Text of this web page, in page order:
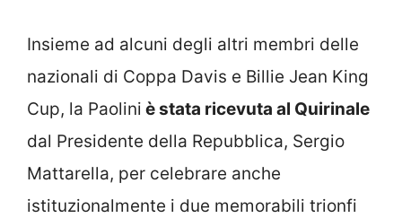
Insieme ad alcuni degli altri membri delle
nazionali di Coppa Davis e Billie Jean King
Cup, la Paolini è stata ricevuta al Quirinale
dal Presidente della Repubblica, Sergio
Mattarella, per celebrare anche
istituzionalmente i due memorabili trionfi